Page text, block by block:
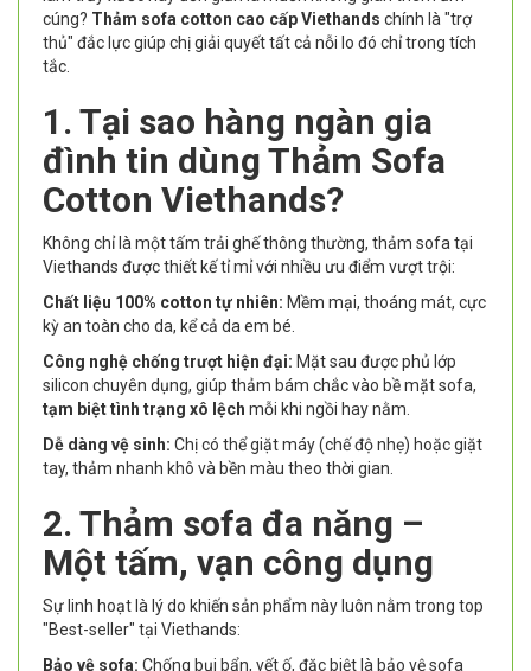
cúng? Thảm sofa cotton cao cấp Viethands chính là "trợ
thủ" đắc lực giúp chị giải quyết tất cả nỗi lo đó chỉ trong tích
tắc.
1. Tại sao hàng ngàn gia
đình tin dùng Thảm Sofa
Cotton Viethands?
Không chỉ là một tấm trải ghế thông thường, thảm sofa tại
Viethands được thiết kế tỉ mỉ với nhiều ưu điểm vượt trội:
Chất liệu 100% cotton tự nhiên: Mềm mại, thoáng mát, cực
kỳ an toàn cho da, kể cả da em bé.
Công nghệ chống trượt hiện đại: Mặt sau được phủ lớp
silicon chuyên dụng, giúp thảm bám chắc vào bề mặt sofa,
tạm biệt tình trạng xô lệch mỗi khi ngồi hay nằm.
Dễ dàng vệ sinh: Chị có thể giặt máy (chế độ nhẹ) hoặc giặt
tay, thảm nhanh khô và bền màu theo thời gian.
2. Thảm sofa đa năng –
Một tấm, vạn công dụng
Sự linh hoạt là lý do khiến sản phẩm này luôn nằm trong top
"Best-seller" tại Viethands:
Bảo vệ sofa: Chống bụi bẩn, vết ố, đặc biệt là bảo vệ sofa